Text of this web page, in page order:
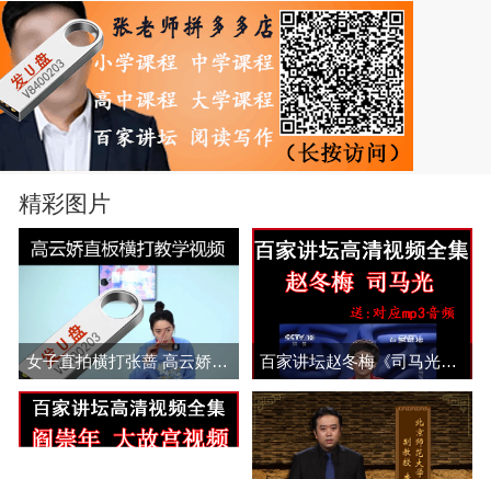
精彩图片
女子直拍横打张蔷 高云娇 穆静毓挑拉打 拧全套乒乓教学视频 百家讲坛赵冬梅《司马光》一、二、三部视频和音频全集 百度网盘下载